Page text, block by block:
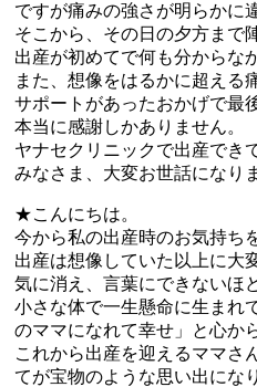
ですが痛みの強さが明らかに
そこから、その日の夕方まで
出産が初めてで何も分からな
また、想像をはるかに超える
サポートがあったおかげで最
本当に感謝しかありません。
ヤナセクリニックで出産でき
みなさま、大変お世話になり
★こんにちは。
今から私の出産時のお気持ち
出産は想像していた以上に大
気に消え、言葉にできないほ
小さな体で一生懸命に生まれ
のママになれて幸せ」と心か
これから出産を迎えるママさ
てが宝物のような思い出にな